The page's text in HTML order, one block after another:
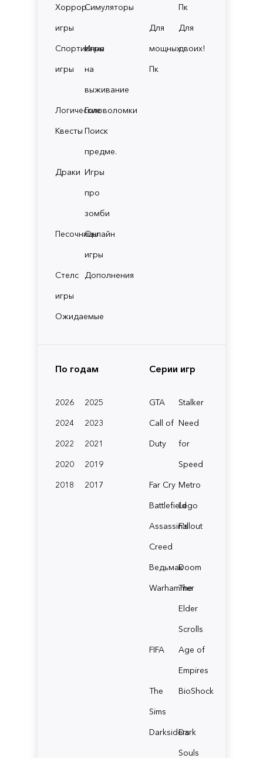
Хоррор
игры
Симуляторы
Спортивные
игры
Игры
на
выживание
ЛогическиеГоловоломки
Квесты Поиск
предме.
Драки Игры
про
зомби
ПесочницыОнлайн
игры
Стелс
игры
Дополнения
Ожидаемые
Пк
Для
мощных
Пк
Для
двоих!
По годам
2026
2025
2024
2023
2022
2021
2020
2019
2018
2017
Серии игр
GTA
Stalker
Call of
Duty
Need
for
Speed
Far Cry Metro
BattlefieldLego
Assassin's
Creed
Fallout
ВедьмакDoom
Warhammer
The
Elder
Scrolls
FIFA
Age of
Empires
The
Sims
BioShock
Darksiders
Dark
Souls